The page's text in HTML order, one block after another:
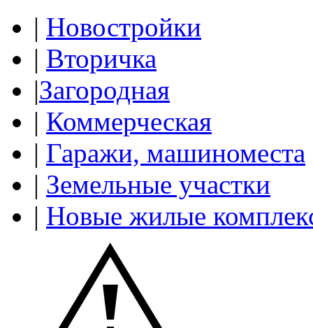
| Новостройки
| Вторичка
|Загородная
| Коммерческая
| Гаражи, машиноместа
| Земельные участки
| Новые жилые